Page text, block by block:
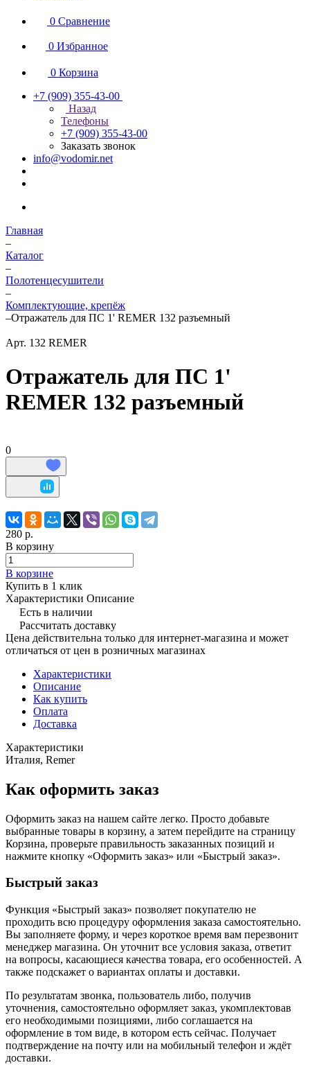
0 Сравнение
0 Избранное
0 Корзина
+7 (909) 355-43-00
Назад
Телефоны
+7 (909) 355-43-00
Заказать звонок
info@vodomir.net
Главная
–
Каталог
–
Полотенцесушители
–
Комплектующие, крепёж
–Отражатель для ПС 1' REMER 132 разъемный
Арт. 132 REMER
Отражатель для ПС 1'
REMER 132 разъемный
0
280 р.
В корзину
В корзине
Купить в 1 клик
Характеристики Описание
Есть в наличии
Рассчитать доставку
Цена действительна только для интернет-магазина и может
отличаться от цен в розничных магазинах
Характеристики
Описание
Как купить
Оплата
Доставка
Характеристики
Италия, Remer
Как оформить заказ
Оформить заказ на нашем сайте легко. Просто добавьте
выбранные товары в корзину, а затем перейдите на страницу
Корзина, проверьте правильность заказанных позиций и
нажмите кнопку «Оформить заказ» или «Быстрый заказ».
Быстрый заказ
Функция «Быстрый заказ» позволяет покупателю не
проходить всю процедуру оформления заказа самостоятельно.
Вы заполняете форму, и через короткое время вам перезвонит
менеджер магазина. Он уточнит все условия заказа, ответит
на вопросы, касающиеся качества товара, его особенностей. А
также подскажет о вариантах оплаты и доставки.
По результатам звонка, пользователь либо, получив
уточнения, самостоятельно оформляет заказ, укомплектовав
его необходимыми позициями, либо соглашается на
оформление в том виде, в котором есть сейчас. Получает
подтверждение на почту или на мобильный телефон и ждёт
доставки.